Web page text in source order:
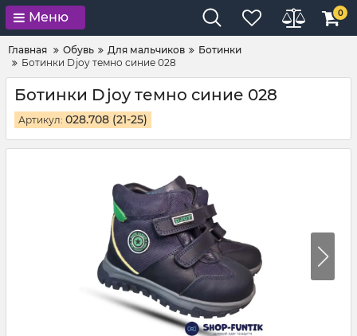
Меню 0
Главная Обувь Для мальчиков
Ботинки
Ботинки Djoy темно синие 028
Ботинки Djoy темно синие 028
Артикул: 028.708 (21-25)